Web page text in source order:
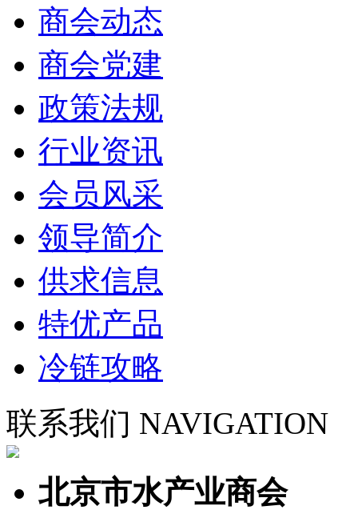
商会动态
商会党建
政策法规
行业资讯
会员风采
领导简介
供求信息
特优产品
冷链攻略
联系我们 NAVIGATION
北京市水产业商会